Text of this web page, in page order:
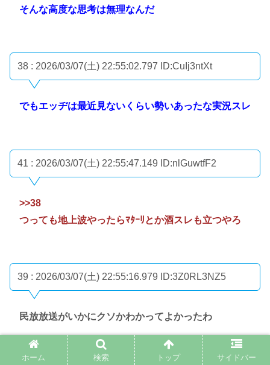
そんな高度な思考は無理なんだ
38 : 2026/03/07(土) 22:55:02.797 ID:CuIj3ntXt
でもエッヂは最近見ないくらい勢いあったな実況スレ
41 : 2026/03/07(土) 22:55:47.149 ID:nlGuwtfF2
>>38
つっても地上波やったらﾏﾀｰﾘとか酒スレも立つやろ
39 : 2026/03/07(土) 22:55:16.979 ID:3Z0RL3NZ5
民放放送がいかにクソかわかってよかったわ
ホーム 検索 トップ サイドバー